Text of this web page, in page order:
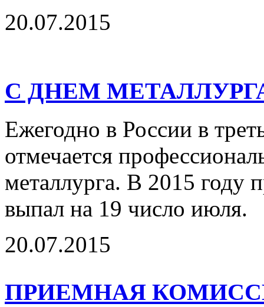
20.07.2015
С ДНЕМ
Ежегодно в России в
отмечается
металлурга. В 2015 году
выпал на 19 число июля.
20.07.2015
ПРИЕМНАЯ